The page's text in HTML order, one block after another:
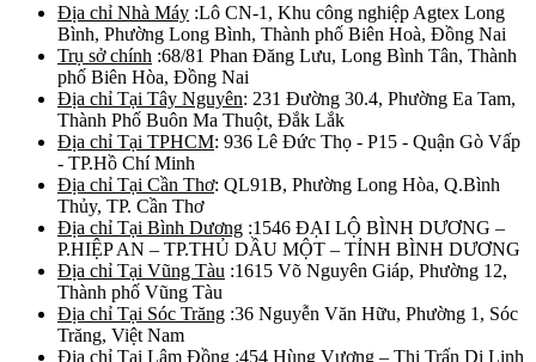
Địa chỉ Nhà Máy :Lô CN-1, Khu công nghiệp Agtex Long
Bình, Phường Long Bình, Thành phố Biên Hoà, Đồng Nai
Trụ sở chính :68/81 Phan Đăng Lưu, Long Bình Tân, Thành
phố Biên Hòa, Đồng Nai
Địa chỉ Tại Tây Nguyên: 231 Đường 30.4, Phường Ea Tam,
Thành Phố Buôn Ma Thuột, Đắk Lắk
Địa chỉ Tại TPHCM: 936 Lê Đức Thọ - P15 - Quận Gò Vấp
- TP.Hồ Chí Minh
Địa chỉ Tại Cần Thơ: QL91B, Phường Long Hòa, Q.Bình
Thủy, TP. Cần Thơ
Địa chỉ Tại Bình Dương :1546 ĐẠI LỘ BÌNH DƯƠNG –
P.HIỆP AN – TP.THỦ DẦU MỘT – TỈNH BÌNH DƯƠNG
Địa chỉ Tại Vũng Tàu :1615 Võ Nguyên Giáp, Phường 12,
Thành phố Vũng Tàu
Địa chỉ Tại Sóc Trăng :36 Nguyễn Văn Hữu, Phường 1, Sóc
Trăng, Việt Nam
Địa chỉ Tại Lâm Đồng :454 Hùng Vương – Thị Trấn Di Linh